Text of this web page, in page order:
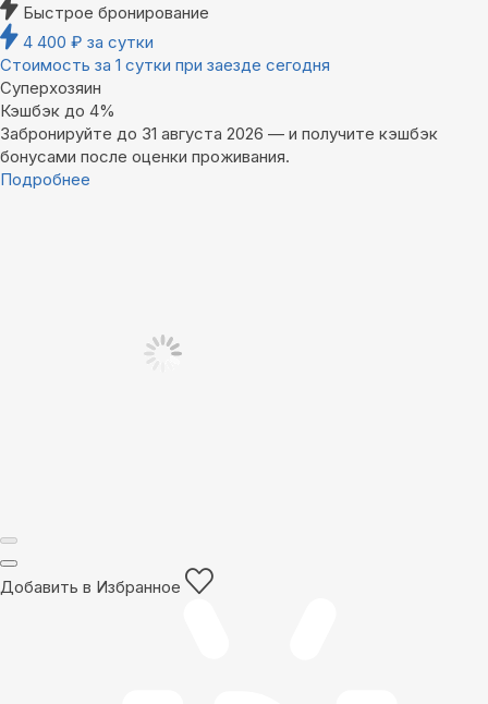
Быстрое бронирование
4 400 ₽ за сутки
Стоимость за 1 сутки при заезде сегодня
Суперхозяин
Кэшбэк до 4%
Забронируйте до 31 августа 2026 — и получите кэшбэк
бонусами после оценки проживания.
Подробнее
Добавить в Избранное